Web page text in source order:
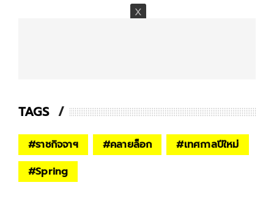
TAGS
#ราชกิจจาฯ #คลายล็อก #เทศกาลปีใหม่
#Spring